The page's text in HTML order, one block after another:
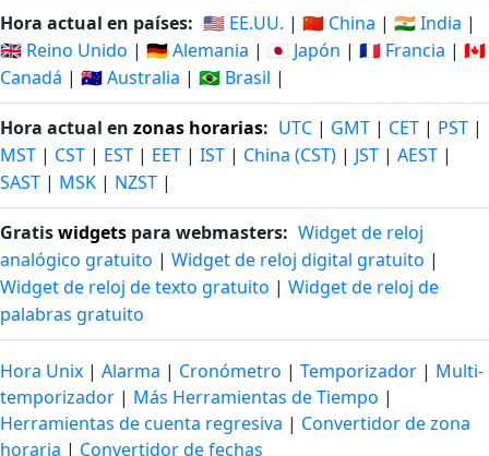
Hora actual en países: 🇺🇸 EE.UU. | 🇨🇳 China | 🇮🇳 India |
🇬🇧 Reino Unido | 🇩🇪 Alemania | 🇯🇵 Japón | 🇫🇷 Francia | 🇨🇦
Canadá | 🇦🇺 Australia | 🇧🇷 Brasil |
Hora actual en zonas horarias: UTC | GMT | CET | PST |
MST | CST | EST | EET | IST | China (CST) | JST | AEST |
SAST | MSK | NZST |
Gratiswidgets para webmasters: Widget de reloj
analógico gratuito | Widget de reloj digital gratuito |
Widget de reloj de texto gratuito | Widget de reloj de
palabras gratuito
Hora Unix | Alarma | Cronómetro | Temporizador | Multi-
temporizador | Más Herramientas de Tiempo |
Herramientas de cuenta regresiva | Convertidor de zona
horaria | Convertidor de fechas